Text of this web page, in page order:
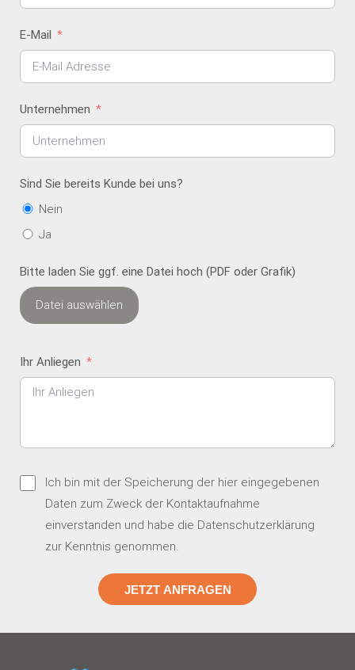
E-Mail
Unternehmen
Sind Sie bereits Kunde bei uns?
Nein
Ja
Bitte laden Sie ggf. eine Datei hoch (PDF oder Grafik)
Datei auswählen
Ihr Anliegen
Ich bin mit der Speicherung der hier eingegebenen
Daten zum Zweck der Kontaktaufnahme
einverstanden und habe die Datenschutzerklärung
zur Kenntnis genommen.
JETZT ANFRAGEN